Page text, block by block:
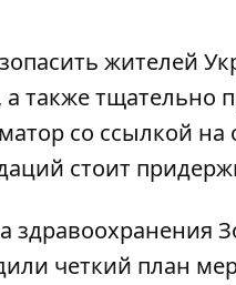
жителей
также тщательно
со ссылкой
стоит
здравоохранения
четкий план